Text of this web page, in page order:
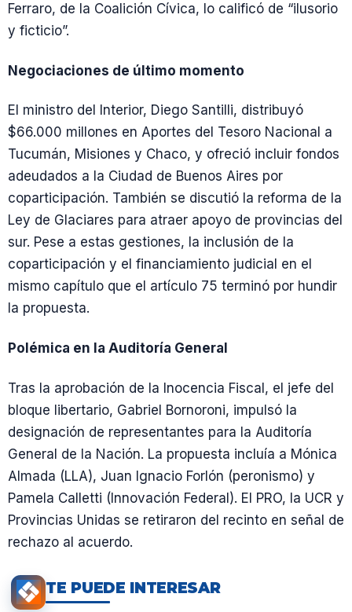
Ferraro, de la Coalición Cívica, lo calificó de “ilusorio
y ficticio”.
Negociaciones de último momento
El ministro del Interior, Diego Santilli, distribuyó
$66.000 millones en Aportes del Tesoro Nacional a
Tucumán, Misiones y Chaco, y ofreció incluir fondos
adeudados a la Ciudad de Buenos Aires por
coparticipación. También se discutió la reforma de la
Ley de Glaciares para atraer apoyo de provincias del
sur. Pese a estas gestiones, la inclusión de la
coparticipación y el financiamiento judicial en el
mismo capítulo que el artículo 75 terminó por hundir
la propuesta.
Polémica en la Auditoría General
Tras la aprobación de la Inocencia Fiscal, el jefe del
bloque libertario, Gabriel Bornoroni, impulsó la
designación de representantes para la Auditoría
General de la Nación. La propuesta incluía a Mónica
Almada (LLA), Juan Ignacio Forlón (peronismo) y
Pamela Calletti (Innovación Federal). El PRO, la UCR y
Provincias Unidas se retiraron del recinto en señal de
rechazo al acuerdo.
TE PUEDE INTERESAR